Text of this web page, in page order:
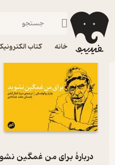
خانه کتاب
فیدیبو کتاب صوتی
دربارۀ برای من غمگین